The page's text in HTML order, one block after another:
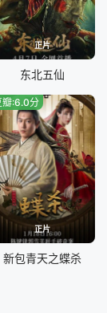
正片
东北五仙
正片
瓣:6.0分
新包青天之蝶杀